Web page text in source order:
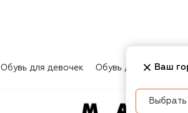
Обувь для девочек Обувь для мальчиков
Ваш